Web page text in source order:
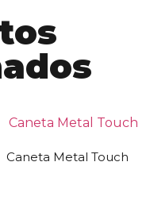
Caneta Metal Touch